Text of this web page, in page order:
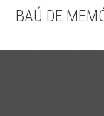
BAÚ DE